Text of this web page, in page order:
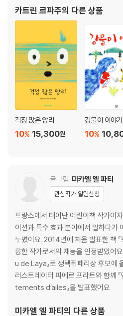
카트린 르파주의 다른 상품
걱정 많은 앙리
15,300원
10%
강물이 이야기
10%
글그림 미카엘 엘 파티
관심작가 알림신청
프랑스에서 태어난 어린이책 작가이
이션과 특수 효과 분야에서 일하다가
누볐어요. 2014년에 처음 발표한 책
륭한 작가로서의 재능을 인정받았어요
u de Laya』로 생텍쥐페리상 후보에
러스트레이터 피에르 프라트와 함께
tements d’ailes』을 발표했어요.
미카엘 엘 파티의 다른 상품